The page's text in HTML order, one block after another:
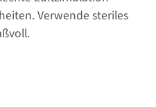
Verwende steriles